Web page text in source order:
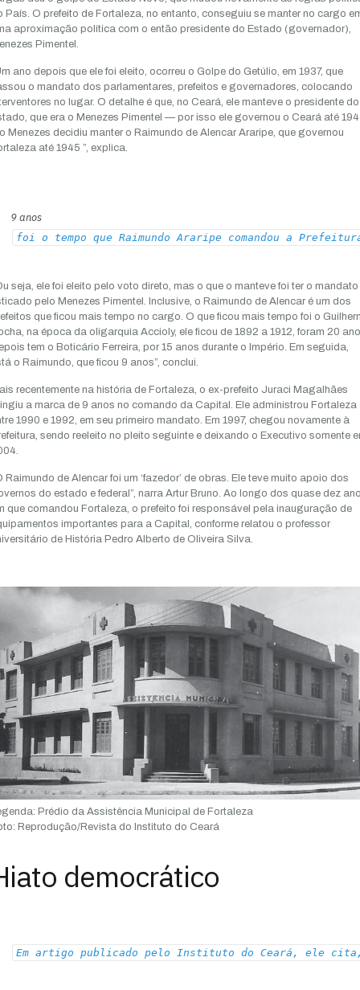
País. O prefeito de Fortaleza, no entanto, conseguiu se manter no cargo
aproximação política com o então presidente do Estado (governador),
Pimentel.
ano depois que ele foi eleito, ocorreu o Golpe do Getúlio, em 1937, que
o mandato dos parlamentares, prefeitos e governadores, colocando
no lugar. O detalhe é que, no Ceará, ele manteve o presidente do
que era o Menezes Pimentel — por isso ele governou o Ceará até
Menezes decidiu manter o Raimundo de Alencar Araripe, que governou
até 1945 ”, explica.
9 anos
foi o tempo que Raimundo Araripe comandou a
seja, ele foi eleito pelo voto direto, mas o que o manteve foi ter o mandato
pelo Menezes Pimentel. Inclusive, o Raimundo de Alencar é um dos
que ficou mais tempo no cargo. O que ficou mais tempo foi o
na época da oligarquia Accioly, ele ficou de 1892 a 1912, foram 20
tem o Boticário Ferreira, por 15 anos durante o Império. Em seguida,
o Raimundo, que ficou 9 anos”, conclui.
recentemente na história de Fortaleza, o ex-prefeito Juraci Magalhães
a marca de 9 anos no comando da Capital. Ele administrou Fortaleza
1990 e 1992, em seu primeiro mandato. Em 1997, chegou novamente à
sendo reeleito no pleito seguinte e deixando o Executivo somente
Raimundo de Alencar foi um ‘fazedor’ de obras. Ele teve muito apoio dos
do estado e federal”, narra Artur Bruno. Ao longo dos quase dez
que comandou Fortaleza, o prefeito foi responsável pela inauguração de
importantes para a Capital, conforme relatou o professor
de História Pedro Alberto de Oliveira Silva.
Prédio da Assistência Municipal de Fortaleza
Reprodução/Revista do Instituto do Ceará
democrático
Em artigo publicado pelo Instituto do Ceará, ele cita,